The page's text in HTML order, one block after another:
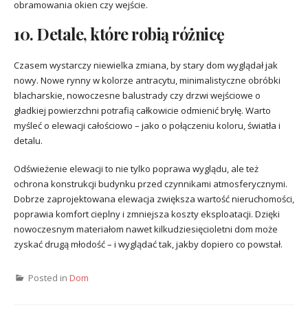
obramowania okien czy wejście.
10. Detale, które robią różnicę
Czasem wystarczy niewielka zmiana, by stary dom wyglądał jak
nowy. Nowe rynny w kolorze antracytu, minimalistyczne obróbki
blacharskie, nowoczesne balustrady czy drzwi wejściowe o
gładkiej powierzchni potrafią całkowicie odmienić bryłę. Warto
myśleć o elewacji całościowo – jako o połączeniu koloru, światła i
detalu.
Odświeżenie elewacji to nie tylko poprawa wyglądu, ale też
ochrona konstrukcji budynku przed czynnikami atmosferycznymi.
Dobrze zaprojektowana elewacja zwiększa wartość nieruchomości,
poprawia komfort cieplny i zmniejsza koszty eksploatacji. Dzięki
nowoczesnym materiałom nawet kilkudziesięcioletni dom może
zyskać drugą młodość – i wyglądać tak, jakby dopiero co powstał.
Posted in Dom